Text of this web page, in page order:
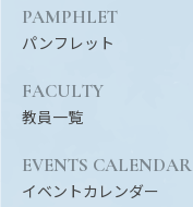
PAMPHLET
パンフレット
FACULTY
教員一覧
EVENTS CALENDAR
イベントカレンダー